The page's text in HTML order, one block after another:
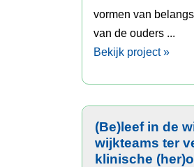
vormen van
van de ouders ...
Bekijk project »
(Be)leef in de
wijkteams ter
klinische